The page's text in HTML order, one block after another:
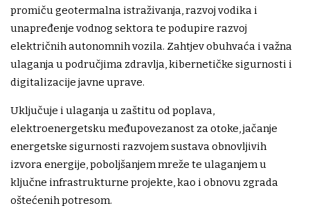
promiču geotermalna istraživanja, razvoj vodika i
unapređenje vodnog sektora te podupire razvoj
električnih autonomnih vozila. Zahtjev obuhvaća i važna
ulaganja u područjima zdravlja, kibernetičke sigurnosti i
digitalizacije javne uprave.
Uključuje i ulaganja u zaštitu od poplava,
elektroenergetsku međupovezanost za otoke, jačanje
energetske sigurnosti razvojem sustava obnovljivih
izvora energije, poboljšanjem mreže te ulaganjem u
ključne infrastrukturne projekte, kao i obnovu zgrada
oštećenih potresom.